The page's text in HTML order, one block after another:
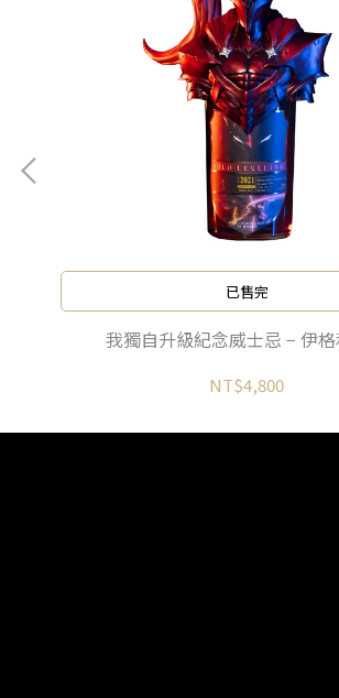
已售完
我獨自升級紀念威士忌 − 伊
NT$4,800